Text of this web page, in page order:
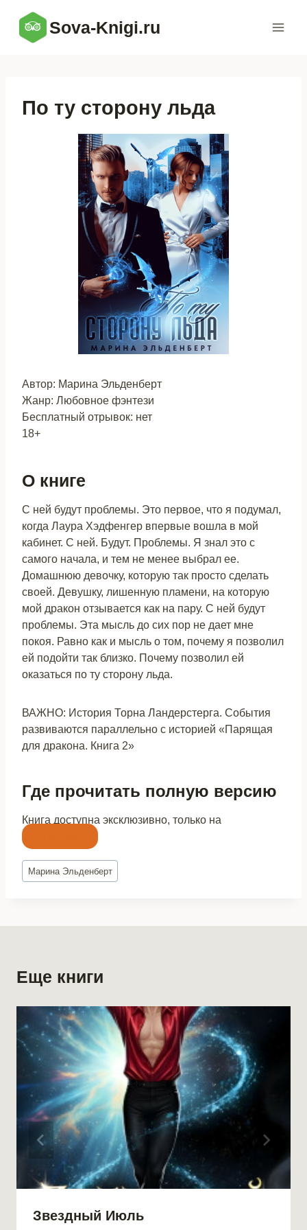
содержимому
Sova-Knigi.ru
По ту сторону льда
Автор: Марина Эльденберт
Жанр: Любовное фэнтези
Бесплатный отрывок: нет
18+
О книге
С ней будут проблемы. Это первое, что я подумал,
когда Лаура Хэдфенгер впервые вошла в мой
кабинет. С ней. Будут. Проблемы. Я знал это с
самого начала, и тем не менее выбрал ее.
Домашнюю девочку, которую так просто сделать
своей. Девушку, лишенную пламени, на которую
мой дракон отзывается как на пару. С ней будут
проблемы. Эта мысль до сих пор не дает мне
покоя. Равно как и мысль о том, почему я позволил
ей подойти так близко. Почему позволил ей
оказаться по ту сторону льда.
ВАЖНО: История Торна Ландерстерга. События
развиваются параллельно с историей «Парящая
для дракона. Книга 2»
Где прочитать полную версию
Книга доступна эксклюзивно, только на
Метки
записи:
Марина Эльденберт
Еще книги
Звездный Июль